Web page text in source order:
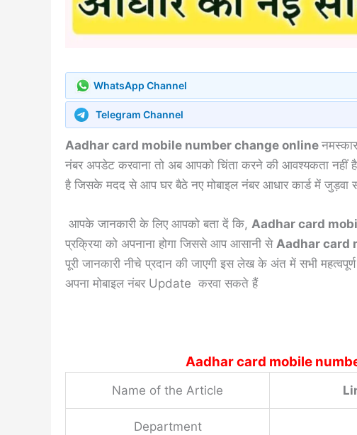
WhatsApp Channel
Telegram Channel
Aadhar card mobile number change online
नंबर अपडेट करवाना तो अब आपको चिंता करने की आवश्यकता नहीं है
है जिसके मदद से आप घर बैठे नए मोबाइल नंबर आधार कार्ड में जुड़वा
आपके जानकारी के लिए आपको बता दें कि, Aadhar card
प्रक्रिया को अपनाना होगा जिससे आप आसानी से Aadhar card
पूरी जानकारी नीचे प्रदान की जाएगी इस लेख के अंत में सभी
अपना मोबाइल नंबर Update करवा सकते हैं
Aadhar card mobile
Name of the Article
Department